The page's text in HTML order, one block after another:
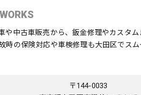
や中古車販売から、鈑金修理やカスタ
時の保険対応や車検修理も大田区でスム
〒144-0033